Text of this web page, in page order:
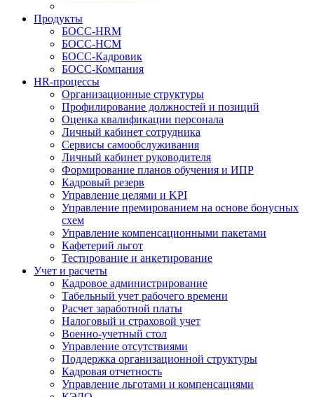
Продукты
БОСС-HRM
БОСС-HCM
БОСС-Кадровик
БОСС-Компания
HR-процессы
Организационные структуры
Профилирование должностей и позиций
Оценка квалификации персонала
Личный кабинет сотрудника
Сервисы самообслуживания
Личный кабинет руководителя
Формирование планов обучения и ИПР
Кадровый резерв
Управление целями и KPI
Управление премированием на основе бонусных
схем
Управление компенсационными пакетами
Кафетерий льгот
Тестирование и анкетирование
Учет и расчеты
Кадровое администрирование
Табельный учет рабочего времени
Расчет заработной платы
Налоговый и страховой учет
Военно-учетный стол
Управление отсутствиями
Поддержка организационной структуры
Кадровая отчетность
Управление льготами и компенсациями